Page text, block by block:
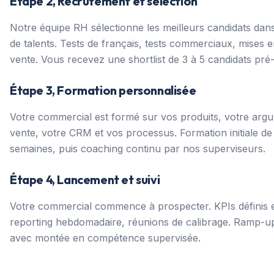
Notre équipe RH sélectionne les meilleurs candidats
de talents. Tests de français, tests commerciaux, mises
vente. Vous recevez une shortlist de 3 à 5 candidats
Étape 3, Formation personnalisée
Votre commercial est formé sur vos produits, votre
vente, votre CRM et vos processus. Formation initiale de
semaines, puis coaching continu par nos superviseurs.
Étape 4, Lancement et suivi
Votre commercial commence à prospecter. KPIs définis
reporting hebdomadaire, réunions de calibrage. Ramp-
avec montée en compétence supervisée.